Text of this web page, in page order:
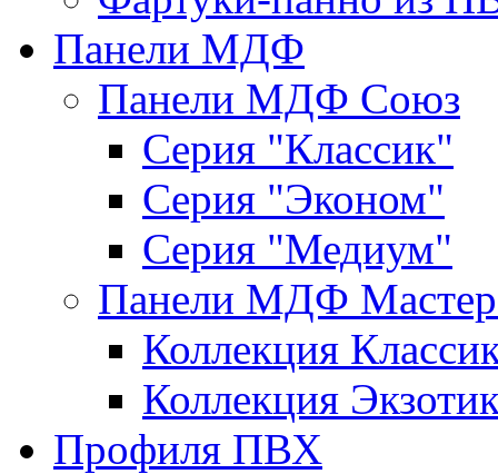
Панели МДФ
Панели МДФ Союз
Серия "Классик"
Серия "Эконом"
Серия "Медиум"
Панели МДФ
Коллекция
Коллекция
Профиля ПВХ